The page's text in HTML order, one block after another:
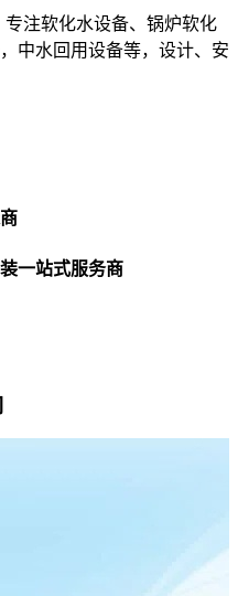
注软化水设备、锅炉软化
中水回用设备等，设计、安
一站式服务商